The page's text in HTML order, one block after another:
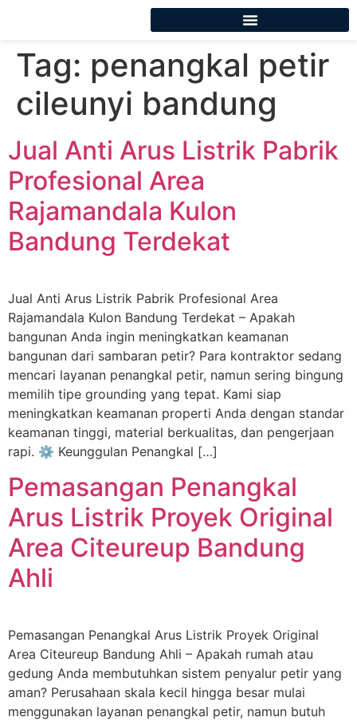
Tag: penangkal petir
cileunyi bandung
Jual Anti Arus Listrik Pabrik
Profesional Area
Rajamandala Kulon
Bandung Terdekat
Jual Anti Arus Listrik Pabrik Profesional Area
Rajamandala Kulon Bandung Terdekat – Apakah
bangunan Anda ingin meningkatkan keamanan
bangunan dari sambaran petir? Para kontraktor sedang
mencari layanan penangkal petir, namun sering bingung
memilih tipe grounding yang tepat. Kami siap
meningkatkan keamanan properti Anda dengan standar
keamanan tinggi, material berkualitas, dan pengerjaan
rapi. ⚙️ Keunggulan Penangkal […]
Pemasangan Penangkal
Arus Listrik Proyek Original
Area Citeureup Bandung
Ahli
Pemasangan Penangkal Arus Listrik Proyek Original
Area Citeureup Bandung Ahli – Apakah rumah atau
gedung Anda membutuhkan sistem penyalur petir yang
aman? Perusahaan skala kecil hingga besar mulai
menggunakan layanan penangkal petir, namun butuh